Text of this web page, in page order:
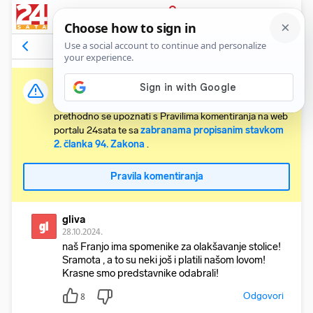
PRIJAVA
Komentari24 Relevantni
Važna obavijest:
Svaki korisnik koji želi komentirati članke obvezan je
prethodno se upoznati s Pravilima komentiranja na web
portalu 24sata te sazabranama propisanim stavkom
2. članka 94. Zakona .
Pravila komentiranja
gl gliva
28.10.2024.
naš Franjo ima spomenike za olakšavanje stolice!
Sramota , a to su neki još i platili našom lovom!
Krasne smo predstavnike odabrali!
8 Odgovori